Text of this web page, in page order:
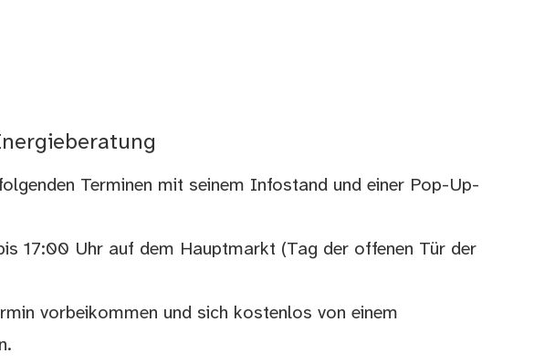
Terminen mit seinem Infostand und einer Pop-Up-
17:00 Uhr auf dem Hauptmarkt (Tag der offenen Tür der
vorbeikommen und sich kostenlos von einem